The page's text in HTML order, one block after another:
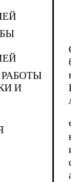
И